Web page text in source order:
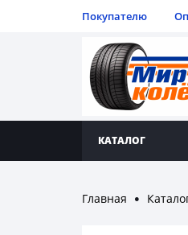
Покупателю
КАТАЛОГ
Главная ●